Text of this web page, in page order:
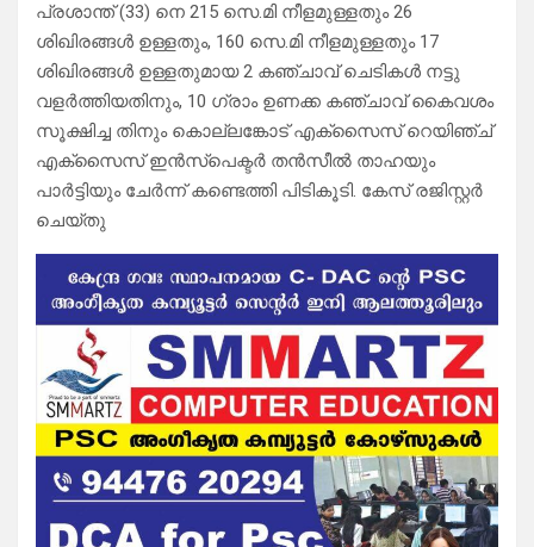
പ്രശാന്ത് (33) നെ 215 സെ.മി നീളമുള്ളതും 26
ശിഖിരങ്ങൾ ഉള്ളതും, 160 സെ.മി നീളമുള്ളതും 17
ശിഖിരങ്ങൾ ഉള്ളതുമായ 2 കഞ്ചാവ് ചെടികൾ നട്ടു
വളർത്തിയതിനും, 10 ഗ്രാം ഉണക്ക കഞ്ചാവ് കൈവശം
സൂക്ഷിച്ച തിനും കൊല്ലങ്കോട് എക്സൈസ് റെയിഞ്ച്
എക്സൈസ് ഇൻസ്പെക്ടർ തൻസീൽ താഹയും
പാർട്ടിയും ചേർന്ന് കണ്ടെത്തി പിടികൂടി. കേസ് രജിസ്റ്റർ
ചെയ്തു